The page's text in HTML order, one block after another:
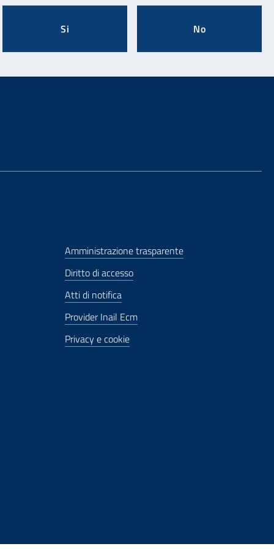
Si No
Amministrazione trasparente
Diritto di accesso
Atti di notifica
Provider Inail Ecm
Privacy e cookie